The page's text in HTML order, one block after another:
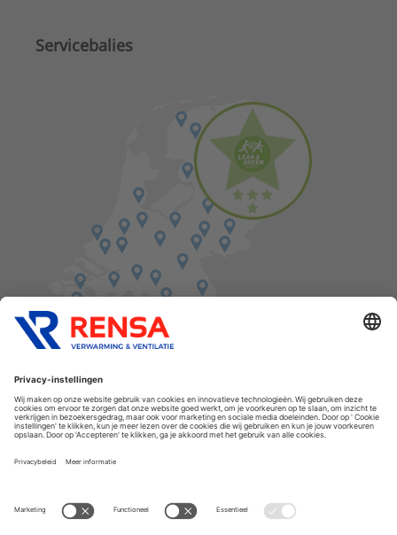
Servicebalies
Cookies
Privacyverklaring
Disclaimer